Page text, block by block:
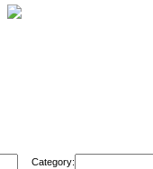
Category: